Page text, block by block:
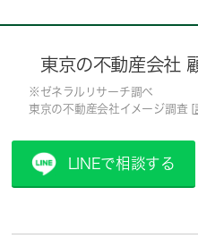
東京の不動産会社
※ゼネラルリサーチ調べ
東京の不動産会社イメージ調査 [
LINEで相談する